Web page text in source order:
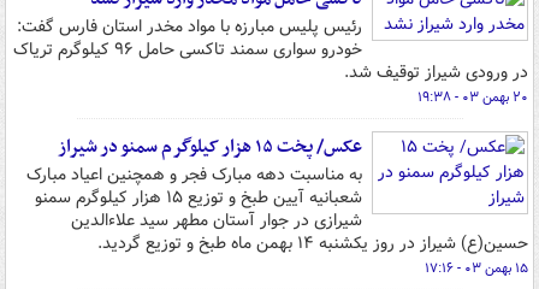
رئیس پلیس مبارزه با مواد مخدر استان فارس گفت:
خودرو سواری سمند تاکسی حامل ۹۶ کیلوگرم تریاک
در ورودی شیراز توقیف شد.
۲۰ بهمن ۰۳ - ۱۹:۳۸
عکس/ پخت ۱۵ هزار کیلوگرم سمنو در شیراز
به مناسبت دهه مبارک فجر و همچنین اعیاد مبارک
شعبانیه آیین طبخ و توزیع ۱۵ هزار کیلوگرم سمنو
شیرازی در جوار آستان مطهر سید علاءالدین
حسین(ع) شیراز در روز یکشنبه ۱۴ بهمن ماه طبخ و توزیع گردید.
۱۵ بهمن ۰۳ - ۱۷:۱۶